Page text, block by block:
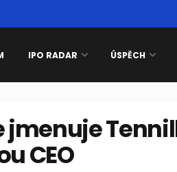
IPO RADAR ÚSPĚCH
CEO